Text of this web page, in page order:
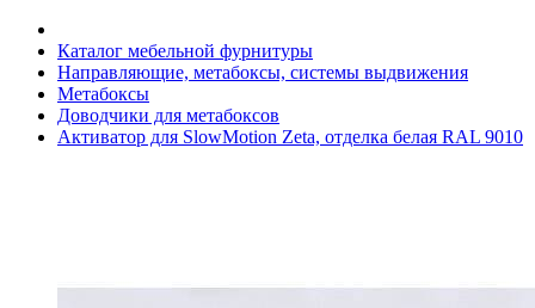
Каталог мебельной фурнитуры
Направляющие, метабоксы, системы выдвижения
Метабоксы
Доводчики для метабоксов
Активатор для SlowMotion Zeta, отделка белая RAL 9010